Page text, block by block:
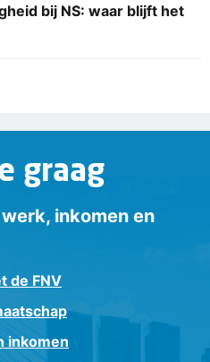
bij NS: waar blijft het
graag
inkomen en
de FNV
inkomen